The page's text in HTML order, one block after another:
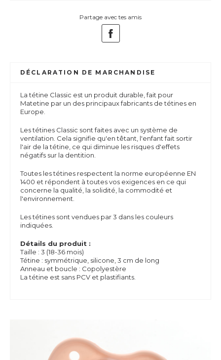
Partage avec tes amis
DÉCLARATION DE MARCHANDISE
La tétine Classic est un produit durable, fait pour
Matetine par un des principaux fabricants de tétines en
Europe.
Les tétines Classic sont faites avec un système de
ventilation. Cela signifie qu'en têtant, l'enfant fait sortir
l'air de la tétine, ce qui diminue les risques d'effets
négatifs sur la dentition.
Toutes les tétines respectent la norme européenne EN
1400 et répondent à toutes vos exigences en ce qui
concerne la qualité, la solidité, la commodité et
l'environnement.
Les tétines sont vendues par 3 dans les couleurs
indiquées.
Détails du produit :
Taille : 3 (18-36 mois)
Tétine : symmétrique, silicone, 3 cm de long
Anneau et boucle : Copolyestère
La tétine est sans PCV et plastifiants.